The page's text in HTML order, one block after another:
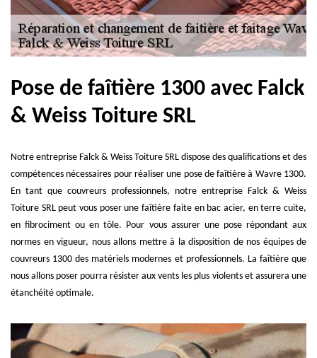
Pose de faîtière 1300 avec Falck
& Weiss Toiture SRL
Notre entreprise Falck & Weiss Toiture SRL dispose des qualifications et des
compétences nécessaires pour réaliser une pose de faîtière à Wavre 1300.
En tant que couvreurs professionnels, notre entreprise Falck & Weiss
Toiture SRL peut vous poser une faîtière faite en bac acier, en terre cuite,
en fibrociment ou en tôle. Pour vous assurer une pose répondant aux
normes en vigueur, nous allons mettre à la disposition de nos équipes de
couvreurs 1300 des matériels modernes et professionnels. La faîtière que
nous allons poser pourra résister aux vents les plus violents et assurera une
étanchéité optimale.